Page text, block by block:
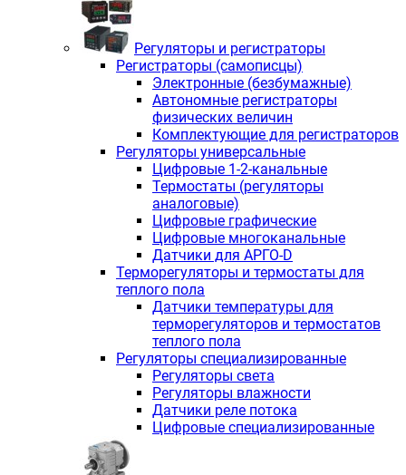
Регуляторы и регистраторы
Регистраторы (самописцы)
Электронные (безбумажные)
Автономные регистраторы
физических величин
Комплектующие для регистраторов
Регуляторы универсальные
Цифровые 1-2-канальные
Термостаты (регуляторы
аналоговые)
Цифровые графические
Цифровые многоканальные
Датчики для АРГО-D
Терморегуляторы и термостаты для
теплого пола
Датчики температуры для
терморегуляторов и термостатов
теплого пола
Регуляторы специализированные
Регуляторы света
Регуляторы влажности
Датчики реле потока
Цифровые специализированные